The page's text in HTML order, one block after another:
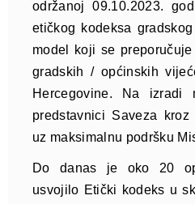
održanoj 09.10.2023.
etičkog kodeksa
model koji se
gradskih / općinskih
Hercegovine. Na izradi
predstavnici Saveza
uz maksimalnu podršku
Do danas je oko 20
usvojilo Etički kodeks u